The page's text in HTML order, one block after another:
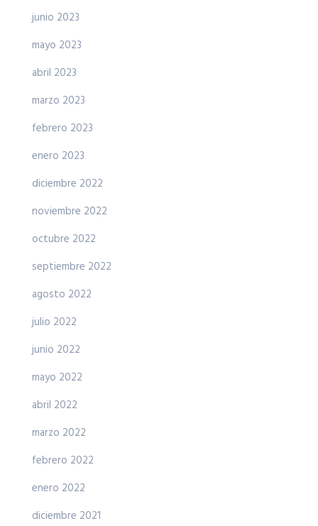
junio 2023
mayo 2023
abril 2023
marzo 2023
febrero 2023
enero 2023
diciembre 2022
noviembre 2022
octubre 2022
septiembre 2022
agosto 2022
julio 2022
junio 2022
mayo 2022
abril 2022
marzo 2022
febrero 2022
enero 2022
diciembre 2021